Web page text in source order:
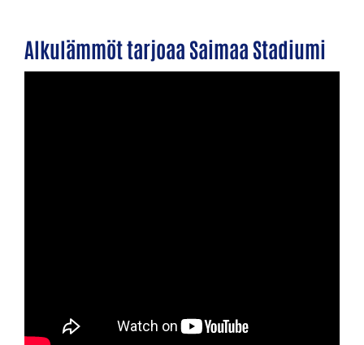
Alkulämmöt tarjoaa Saimaa Stadiumi